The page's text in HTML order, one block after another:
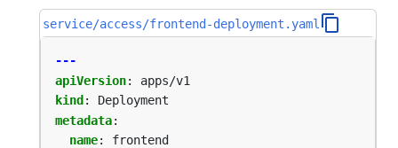
service/access/frontend-deployment.yaml
---
apiVersion:
apps/v1
kind :
Deployment
metadata:
name:
frontend